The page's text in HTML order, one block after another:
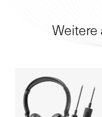
Weitere